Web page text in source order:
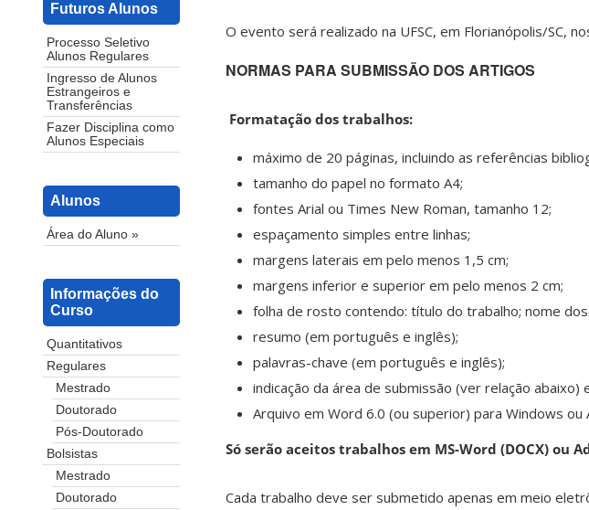
Futuros Alunos
Processo Seletivo
Alunos Regulares
Ingresso de Alunos
Estrangeiros e
Transferências
Fazer Disciplina como
Alunos Especiais
Alunos
Área do Aluno »
Informações do
Curso
Quantitativos
Regulares
Mestrado
Doutorado
Pós-Doutorado
Bolsistas
Mestrado
Doutorado
O evento será realizado na UFSC, em Florianópolis/SC,
NORMAS PARA SUBMISSÃO DOS ARTIGOS
Formatação dos trabalhos:
máximo de 20 páginas, incluindo as referências
tamanho do papel no formato A4;
fontes Arial ou Times New Roman, tamanho 12;
espaçamento simples entre linhas;
margens laterais em pelo menos 1,5 cm;
margens inferior e superior em pelo menos 2 cm;
folha de rosto contendo: título do trabalho; nome
resumo (em português e inglês);
palavras-chave (em português e inglês);
indicação da área de submissão (ver relação abaixo)
Arquivo em Word 6.0 (ou superior) para Windows
Só serão aceitos trabalhos em MS-Word (DOCX) ou
Cada trabalho deve ser submetido apenas em meio